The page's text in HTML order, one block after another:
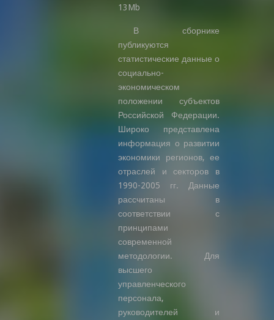
13Mb
В сборнике
публикуются
статистические данные о
социально-
экономическом
положении субъектов
Российской Федерации.
Широко представлена
информация о развитии
экономики регионов, ее
отраслей и секторов в
1990-2005 гг. Данные
рассчитаны в
соответствии с
принципами
современной
методологии. Для
высшего
управленческого
персонала,
руководителей и